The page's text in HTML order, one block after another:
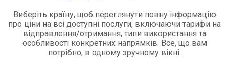
Виберіть країну, щоб переглянути повну інформацію
про ціни на всі доступні послуги, включаючи тарифи на
відправлення/отримання, типи використання та
особливості конкретних напрямків. Все, що вам
потрібно, в одному зручному вікні.